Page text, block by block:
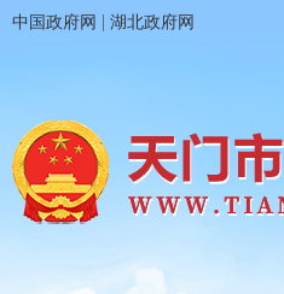
中国政府网 | 湖北政府网